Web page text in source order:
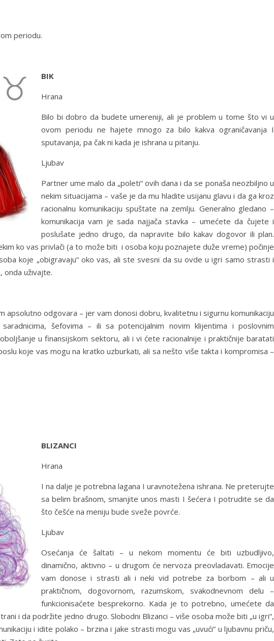
periodu.
BIK
Hrana
Bilo bi dobro da budete umereniji, ali je problem u tome što vi u
ovom periodu ne hajete mnogo za bilo kakva ograničavanja I
sputavanja, pa čak ni kada je ishrana u pitanju.
Ljubav
Partner ume malo da „poleti“ ovih dana i da se ponaša neozbiljno u
nekim situacijama – vaše je da mu hladite usijanu glavu i da ga kroz
racionalnu komunikaciju spuštate na zemlju. Generalno gledano –
komunikacija vam je sada najjača stavka – umećete da čujete i
poslušate jedno drugo, da napravite bilo kakav dogovor ili plan.
ko vas privlači (a to može biti i osoba koju poznajete duže vreme) počinje
koje „obigravaju“ oko vas, ali ste svesni da su ovde u igri samo strasti i
onda uživajte.
apsolutno odgovara – jer vam donosi dobru, kvalitetnu i sigurnu komunikaciju
šefovima – ili sa potencijalnim novim klijentima i poslovnim
u finansijskom sektoru, ali i vi ćete racionalnije i praktičnije baratati
koje vas mogu na kratko uzburkati, ali sa nešto više takta i kompromisa –
BLIZANCI
Hrana
I na dalje je potrebna lagana I uravnotežena ishrana. Ne preterujte
sa belim brašnom, smanjite unos masti I šećera I potrudite se da
što češće na meniju bude sveže povrće.
Ljubav
Osećanja će šaltati – u nekom momentu će biti uzbudljivo,
dinamično, aktivno – u drugom će nervoza preovladavati. Emocije
vam donose i strasti ali i neki vid potrebe za borbom – ali u
praktičnom, dogovornom, razumskom, svakodnevnom delu –
funkcionisaćete besprekorno. Kada je to potrebno, umećete da
i da podržite jedno drugo. Slobodni Blizanci – više osoba može biti „u igri“,
i idite polako – brzina i jake strasti mogu vas „uvući“ u ljubavnu priču,